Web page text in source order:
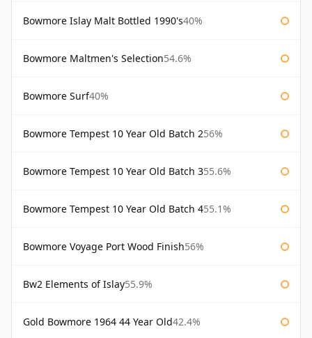
Bowmore Islay Malt Bottled 1990's40%
Bowmore Maltmen's Selection54.6%
Bowmore Surf40%
Bowmore Tempest 10 Year Old Batch 256%
Bowmore Tempest 10 Year Old Batch 355.6%
Bowmore Tempest 10 Year Old Batch 455.1%
Bowmore Voyage Port Wood Finish56%
Bw2 Elements of Islay55.9%
Gold Bowmore 1964 44 Year Old42.4%